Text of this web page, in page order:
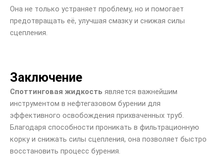
Она не только устраняет проблему, но и помогает
предотвращать её, улучшая смазку и снижая силы
сцепления.
Заключение
Споттинговая жидкость является важнейшим
инструментом в нефтегазовом бурении для
эффективного освобождения прихваченных труб.
Благодаря способности проникать в фильтрационную
корку и снижать силы сцепления, она позволяет быстро
восстановить процесс бурения.